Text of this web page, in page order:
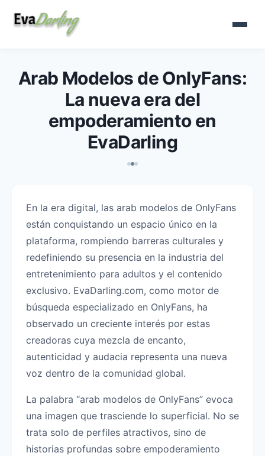
Arab Modelos de OnlyFans:
La nueva era del
empoderamiento en
EvaDarling
En la era digital, las arab modelos de OnlyFans
están conquistando un espacio único en la
plataforma, rompiendo barreras culturales y
redefiniendo su presencia en la industria del
entretenimiento para adultos y el contenido
exclusivo. EvaDarling.com, como motor de
búsqueda especializado en OnlyFans, ha
observado un creciente interés por estas
creadoras cuya mezcla de encanto,
autenticidad y audacia representa una nueva
voz dentro de la comunidad global.
La palabra “arab modelos de OnlyFans” evoca
una imagen que trasciende lo superficial. No se
trata solo de perfiles atractivos, sino de
historias profundas sobre empoderamiento